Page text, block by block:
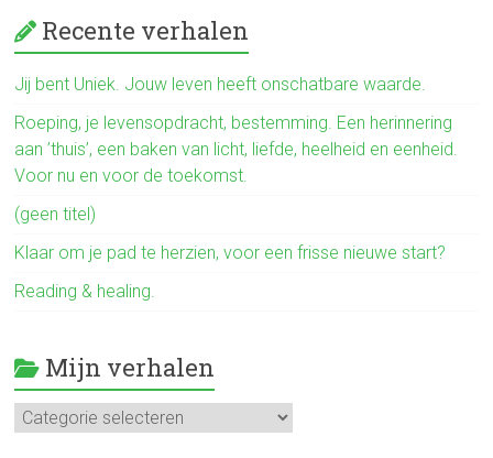
ce
b
o
ok
Recente verhalen
Jij bent Uniek. Jouw leven heeft onschatbare waarde.
Roeping, je levensopdracht, bestemming. Een herinnering
aan ’thuis’, een baken van licht, liefde, heelheid en eenheid.
Voor nu en voor de toekomst.
(geen titel)
Klaar om je pad te herzien, voor een frisse nieuwe start?
Reading & healing.
Mijn verhalen
Mijn
verhalen